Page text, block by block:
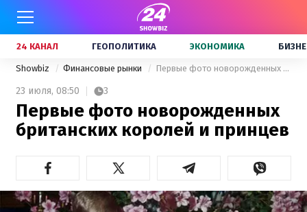
24 КАНАЛ ГЕОПОЛИТИКА ЭКОНОМИКА
Showbiz Финансовые рынки Первые фото новорожденных британских королей и принцев
23 июля, 08:50 3
Первые фото новорожденных
британских королей и принцев